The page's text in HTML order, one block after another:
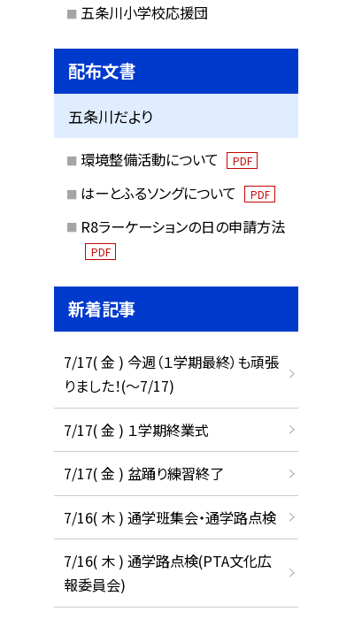
五条川小学校応援団
配布文書
五条川だより
環境整備活動について PDF
はーとふるソングについて PDF
R8ラーケーションの日の申請方法
PDF
新着記事
7/17( 金 ) 今週（１学期最終）も頑張
りました！(〜7/17)
7/17( 金 ) １学期終業式
7/17( 金 ) 盆踊り練習終了
7/16( 木 ) 通学班集会・通学路点検
7/16( 木 ) 通学路点検(PTA文化広
報委員会)